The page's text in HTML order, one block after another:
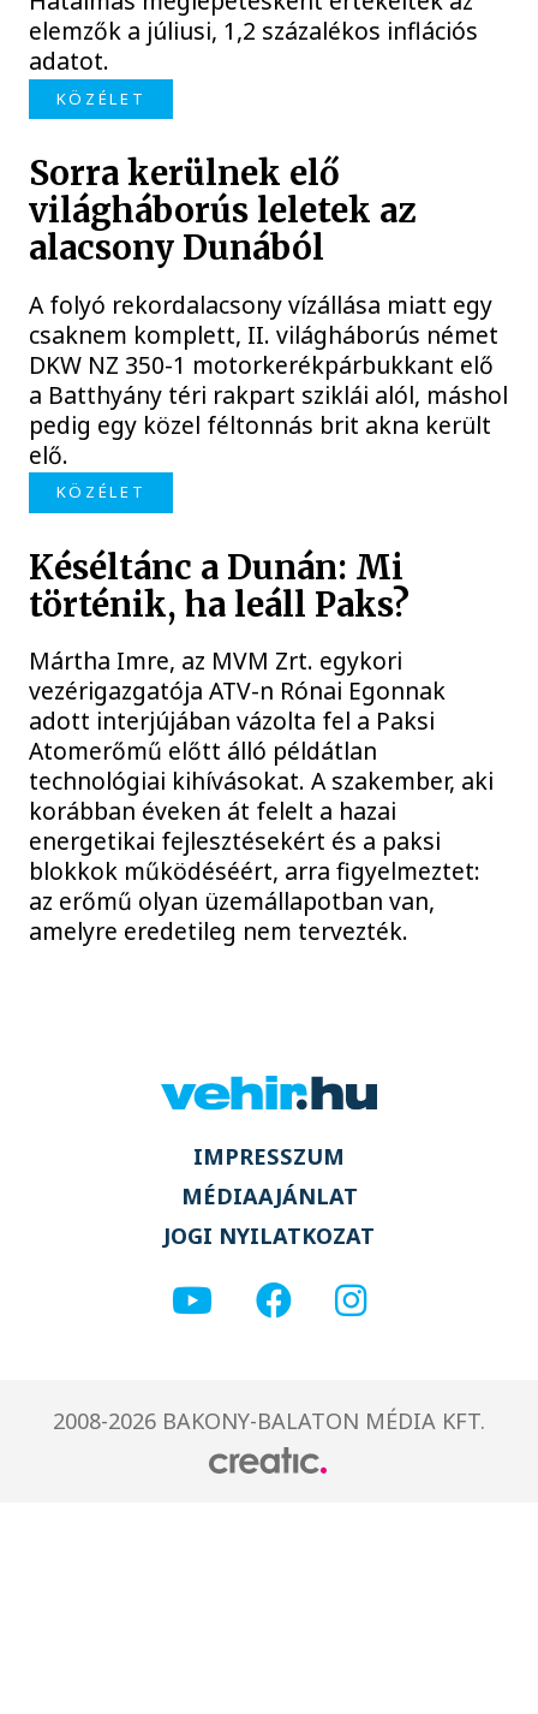
elemzők a júliusi, 1,2 százalékos inflációs
adatot.
KÖZÉLET
Sorra kerülnek elő
világháborús leletek az
alacsony Dunából
A folyó rekordalacsony vízállása miatt egy
csaknem komplett, II. világháborús német
DKW NZ 350-1 motorkerékpárbukkant elő
a Batthyány téri rakpart sziklái alól, máshol
pedig egy közel féltonnás brit akna került
elő.
KÖZÉLET
Késéltánc a Dunán: Mi
történik, ha leáll Paks?
Mártha Imre, az MVM Zrt. egykori
vezérigazgatója ATV-n Rónai Egonnak
adott interjújában vázolta fel a Paksi
Atomerőmű előtt álló példátlan
technológiai kihívásokat. A szakember, aki
korábban éveken át felelt a hazai
energetikai fejlesztésekért és a paksi
blokkok működéséért, arra figyelmeztet:
az erőmű olyan üzemállapotban van,
amelyre eredetileg nem tervezték.
IMPRESSZUM
MÉDIAAJÁNLAT
JOGI NYILATKOZAT
2008-2026 BAKONY-BALATON MÉDIA KFT.